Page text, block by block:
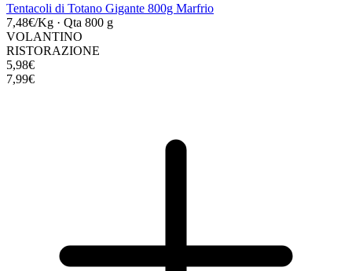
Tentacoli di Totano Gigante 800g Marfrio
7,48€/Kg · Qta 800 g
VOLANTINO
RISTORAZIONE
5,98€
7,99€